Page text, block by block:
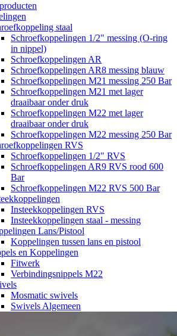
staal
Schroefkoppelingen 1/2" messing (O-ring
in nippel)
Schroefkoppelingen AR
Schroefkoppelingen AR8 messing blauw
Schroefkoppelingen M21 messing 250 Bar
Schroefkoppelingen M21 met lager
draaibaar onder druk
Schroefkoppelingen M22 met lager
draaibaar onder druk
Schroefkoppelingen M22 messing 250 Bar
RVS
Schroefkoppelingen 1/2" RVS
Schroefkoppelingen AR9 RVS rood 600
Bar
Schroefkoppelingen M22 RVS 500 Bar
Insteekkoppelingen RVS
Insteekkoppelingen staal - messing
Lans/Pistool
Koppelingen tussen lans en pistool
en Koppelingen
Fitwerk
Verbindingsnippels M22
Mosmatic swivels
Swivels Algemeen